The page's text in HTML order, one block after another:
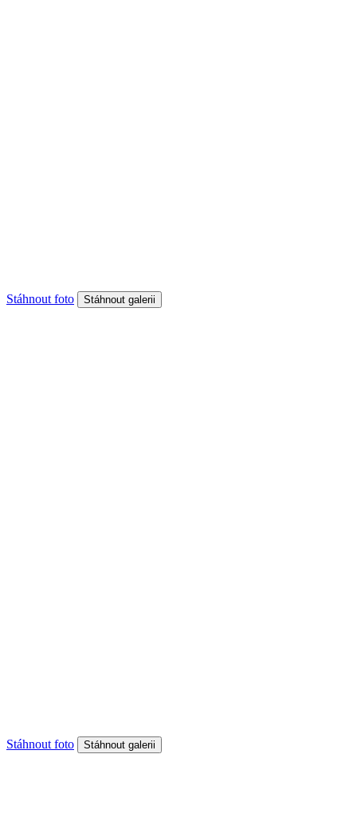
Stáhnout foto
Stáhnout foto